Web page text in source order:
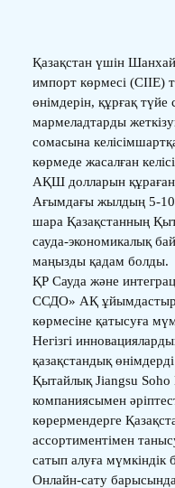
Қазақстан үшін
импорт көрмесі (CIIE)
өнімдерін, құрғақ
мармеладтарды
сомасына
көрмеде жасалған
АҚШ долларын құраған
Ағымдағы жылдың 5-10
шара Қазақстанның
сауда-экономикалық
маңызды қадам болды.
ҚР Сауда және
ССДО» АҚ
көрмесіне қатысуға
Негізгі
қазақстандық
Қытайлық Jiangsu
компаниясымен
көрермендерге
ассортиментімен
сатып алуға мүмкіндік
Онлайн-сату